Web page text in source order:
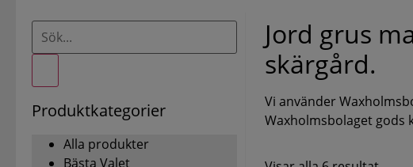
Produktkategorier
Alla produkter
Bästa Valet
Jord grus
skärgård.
Vi använder
Waxholmsbolaget gods